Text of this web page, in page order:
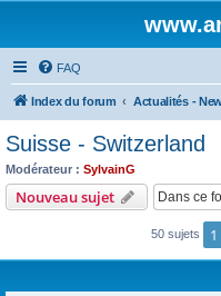
FAQ
Index du forum Actualités -
Suisse - Switzerland
Modérateur : SylvainG
Nouveau sujet
50 sujets 1